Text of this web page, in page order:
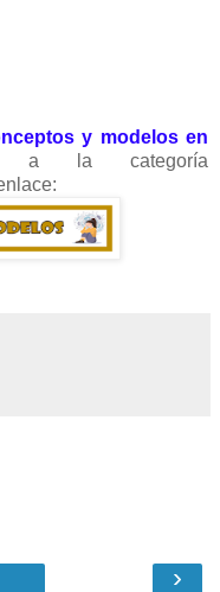
y modelos en
a la categoría
›